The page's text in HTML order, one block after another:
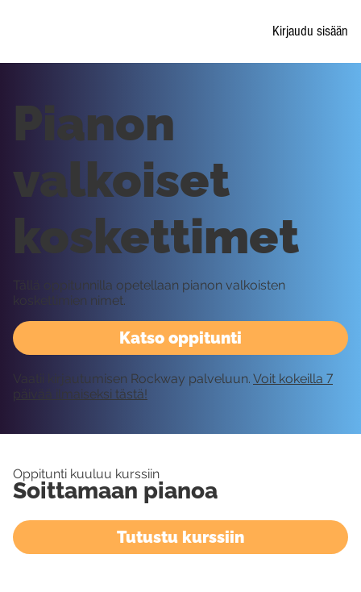
Kirjaudu sisään
Katso oppitunti
Pianon
valkoiset
koskettimet
Tällä oppitunnilla opetellaan pianon valkoisten
koskettimien nimet.
Vaatii kirjautumisen Rockway palveluun. Voit kokeilla 7
päivää ilmaiseksi tästä!
Oppitunti kuuluu kurssiin
Soittamaan pianoa
Tutustu kurssiin